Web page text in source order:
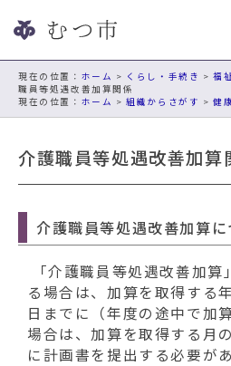
ビ
ョ
現在の位置： ホーム > くらし・手続き >福
職員等処遇改善加算関係
ホーム >組織からさがす >健
介護職員等処遇改善加算
介護職員等処遇改善加算に
「介護職員等処遇改善加
る場合は、加算を取得する
日までに（年度の途中で加
場合は、加算を取得する月
に計画書を提出する必要があ